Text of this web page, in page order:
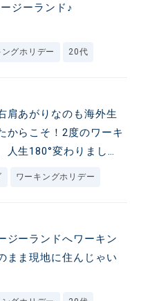
ジーランド♪
グホリデー 20代
肩あがりなのも海外生
からこそ！2度のワーキ
人生180°変わりまし
ワーキングホリデー
ジーランドへワーキン
まま現地に住んじゃい